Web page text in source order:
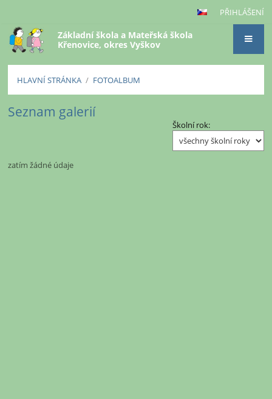
PŘIHLÁŠENÍ
Základní škola a Mateřská škola
Křenovice, okres Vyškov
HLAVNÍ STRÁNKA / FOTOALBUM
Fotoalbum
Seznam galerií
Školní rok:
zatím žádné údaje